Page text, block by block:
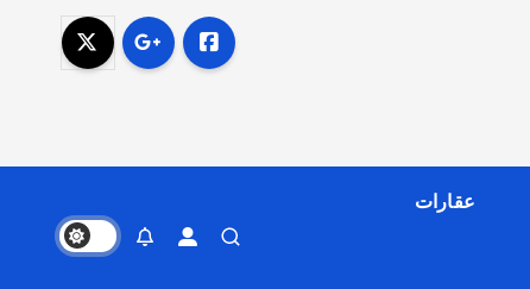
عقارات